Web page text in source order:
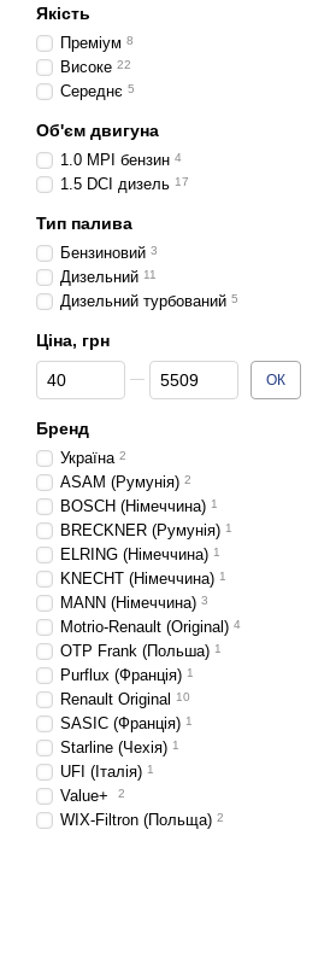
Якість
Преміум 8
Високе 22
Середнє 5
Об'єм двигуна
1.0 MPI бензин 4
1.5 DCI дизель 17
Тип палива
Бензиновий 3
Дизельний 11
Дизельний турбований 5
Ціна, грн
Від Ціна, грн
До Ціна, грн ОК
Бренд
Україна 2
ASAM (Румунія) 2
BOSCH (Німеччина) 1
BRECKNER (Румунія) 1
ELRING (Німеччина) 1
KNECHT (Німеччина) 1
MANN (Німеччина) 3
Motrio-Renault (Original) 4
OTP Frank (Польша) 1
Purflux (Франція) 1
Renault Original 10
SASIC (Франція) 1
Starline (Чехія) 1
UFI (Італія) 1
Value+ 2
WIX-Filtron (Польща) 2